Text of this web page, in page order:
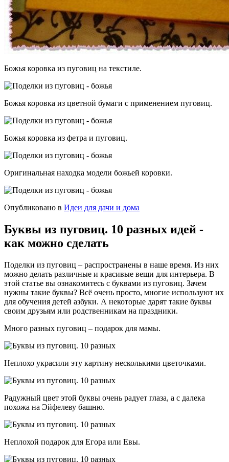
Божья коровка из пуговиц на текстиле.
Божья коровка из цветной бумаги с применением пуговиц.
Божья коровка из фетра и пуговиц.
Оригинальная находка модели божьей коровки.
Опубликовано в Идеи для дачи и дома
Буквы из пуговиц. 10 разных идей -
как можно сделать
Поделки из пуговиц – распространены в наше время. Из них
можно делать различные и красивые вещи для интерьера. В
этой статье вы ознакомитесь с буквами из пуговиц. Зачем
нужны такие буквы? Всё очень просто, многие используют их
для обучения детей азбуки. А некоторые дарят такие буквы
своим друзьям или родственникам на праздники.
Много разных пуговиц – подарок для мамы.
Неплохо украсили эту картину несколькими цветочками.
Радужный цвет этой буквы очень радует глаза, а с далека
похожа на Эйфелеву башню.
Неплохой подарок для Егора или Евы.